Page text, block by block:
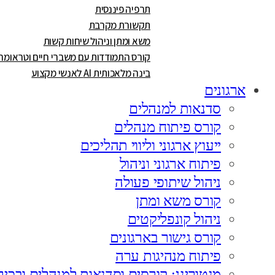
תרפיה פיננסית
תקשורת מקרבת
משא ומתן וניהול שיחות קשות
קורס התמודדות עם משברי חיים
בינה מלאכותית AI לאנשי מקצוע
ארגונים
סדנאות למנהלים
קורס פיתוח מנהלים
ייעוץ ארגוני וליווי תהליכים
פיתוח ארגוני וניהול
ניהול שיתופי פעולה
קורס משא ומתן
ניהול קונפליקטים
קורס גישור בארגונים
פיתוח מנהיגות ערה